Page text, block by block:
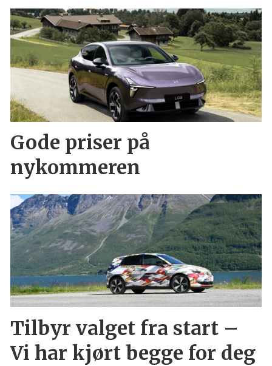
Gode priser på
nykommeren
Tilbyr valget fra start –
Vi har kjørt begge for deg